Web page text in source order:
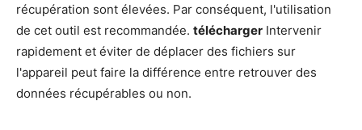
récupération sont élevées. Par conséquent, l'utilisation
de cet outil est recommandée. télécharger Intervenir
rapidement et éviter de déplacer des fichiers sur
l'appareil peut faire la différence entre retrouver des
données récupérables ou non.